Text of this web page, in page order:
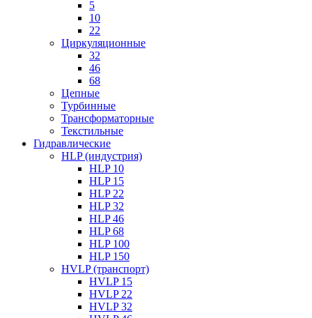
5
10
22
Циркуляционные
32
46
68
Цепные
Турбинные
Трансформаторные
Текстильные
Гидравлические
HLP (индустрия)
HLP 10
HLP 15
HLP 22
HLP 32
HLP 46
HLP 68
HLP 100
HLP 150
HVLP (транспорт)
HVLP 15
HVLP 22
HVLP 32